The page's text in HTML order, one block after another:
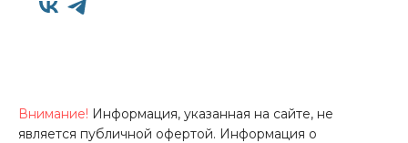
Внимание! Информация, указанная на сайте, не
является публичной офертой. Информация о